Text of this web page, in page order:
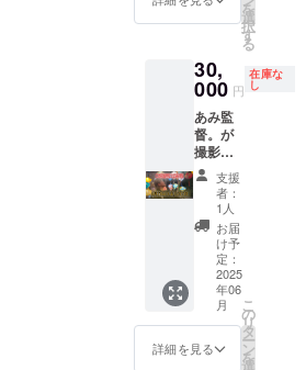
フ1名の
(場合に
よって
費)は別
途でご
用意く
ださい
(土)19:0
0に愛知
県一宮
市の
『福寿
院』に
来れる
方限定
になり
ます。
住所
愛知県
一宮市
大江2丁
目7-26
※撮影の
詳細は
メール
ただ
き、未
シーン
を加え
て編集
した30
秒～60
秒の
ショー
トムー
ビーを
差し上
げま
す。 １
組4名様
まで出
演可能
です。
撮影
を
選
択
す
る
30,
000 円
在庫な
し
あみ監
督。が
撮影編
集する
イベン
トCM用
動画に
出演で
きる
権。 イ
ベント
CM動画
に出演
してい
ただ
支援
者：
1人
お届
け予
定：
2025
年06
月
詳細を見る
こ
の
リ
タ
ー
ン
を